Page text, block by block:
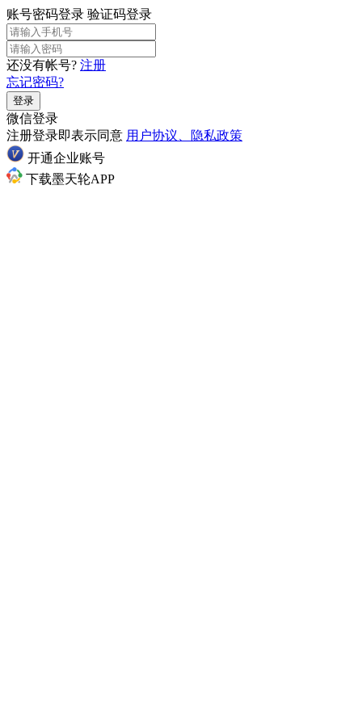
账号密码登录 验证码登录
还没有帐号? 注册
忘记密码?
登录
微信登录
注册登录即表示同意 用户协议、隐私政策
开通企业账号
下载墨天轮APP